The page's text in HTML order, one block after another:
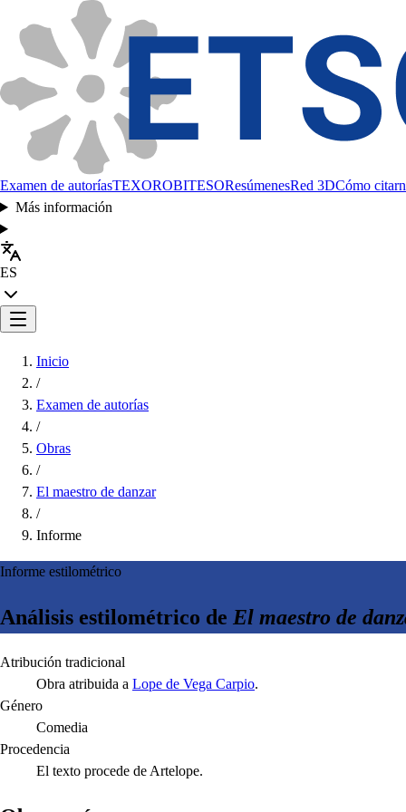
Examen de autoríasTEXOROBITESOResúmenesRed 3DCómo
Más información
ES
Inicio
/
Examen de autorías
/
Obras
/
El maestro de danzar
/
Informe
Informe estilométrico
Análisis estilométrico de El maestro de
Atribución tradicional
Obra atribuida a Lope de Vega Carpio.
Género
Comedia
Procedencia
El texto procede de Artelope.